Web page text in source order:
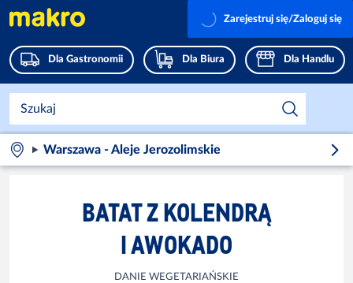
Dla Gastronomii Dla Biura Dla Handlu
Zarejestruj się/Zaloguj się
Warszawa - Aleje Jerozolimskie
BATAT Z KOLENDRĄ
I AWOKADO
DANIE WEGETARIAŃSKIE